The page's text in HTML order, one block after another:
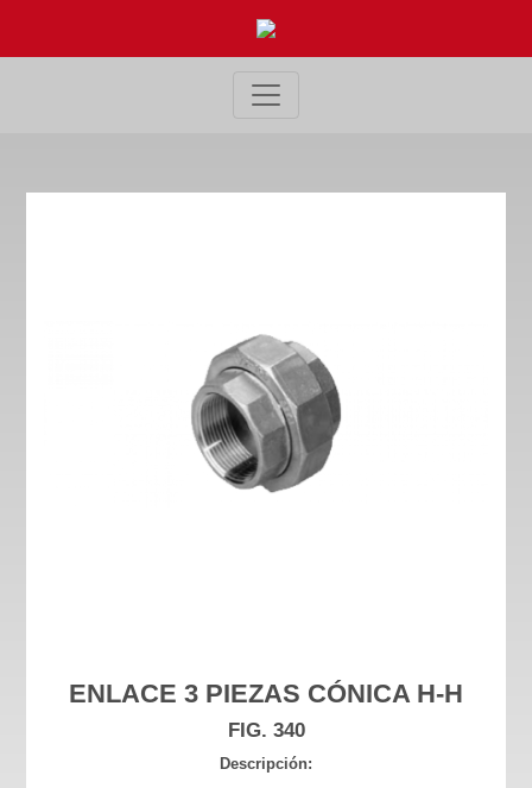
ENLACE 3 PIEZAS CÓNICA H-H
FIG. 340
Descripción: